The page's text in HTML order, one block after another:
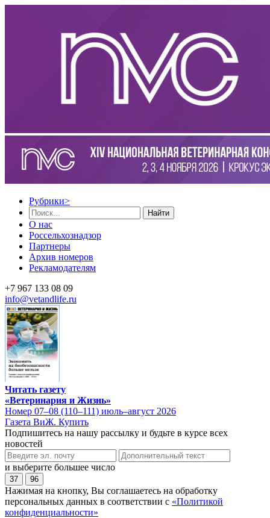
Рубрики>
Найти
О нас
Россельхознадзор
Партнеры
Архив номеров
Рекламодателям
+7 967 133 08 09
info@vetandlife.ru
Читать газету
«Ветеринария и Жизнь»
Номер 07–08 (110–111) июль–август 2026
Газета ВиЖ. Купить
Подпишитесь на нашу рассылку и будьте в курсе всех
новостей
и выберите большее число
37 96
Нажимая на кнопку, Вы соглашаетесь на обработку
персональных данных в соответствии с «Политикой
конфиденциальности»